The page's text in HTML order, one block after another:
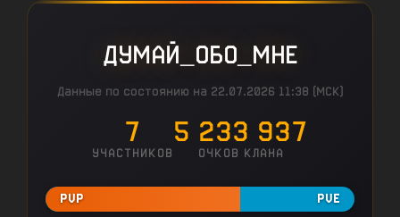
ДУМАЙ_ОБО_МНЕ
Данные по состоянию на 22.07.2026 11:38 (МСК)
7
УЧАСТНИКОВ
5 233 937
ОЧКОВ КЛАНА
PVP PVE